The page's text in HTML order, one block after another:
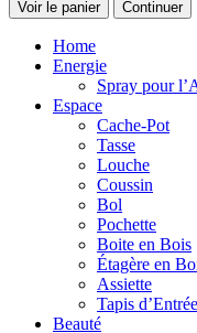
Voir le panier Continuer
Home
Energie
Spray pour
Espace
Cache-Pot
Tasse
Louche
Coussin
Bol
Pochette
Boite en Bois
Étagère en
Assiette
Tapis d’Entrée
Beauté